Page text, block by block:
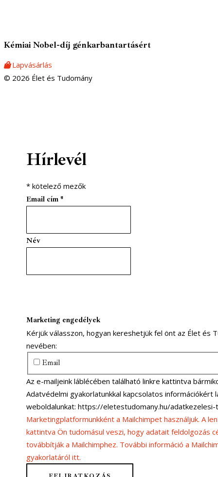
Kémiai Nobel-díj génkarbantartásért
Lapvásárlás
© 2026 Élet és Tudomány
Hírlevél
*kötelező mezők
Email cím *
Név
Marketing engedélyek
Kérjük válasszon, hogyan kereshetjük fel önt az Élet és
nevében:
Email
Az e-mailjeink láblécében található linkre kattintva
Adatvédelmi gyakorlatunkkal kapcsolatos információkért
weboldalunkat: https://eletestudomany.hu/
Marketingplatformunkként a Mailchimpet használjuk. A
kattintva Ön tudomásul veszi, hogy adatait feldolgozás
továbbítják a Mailchimphez. További információ a
gyakorlatáról itt.